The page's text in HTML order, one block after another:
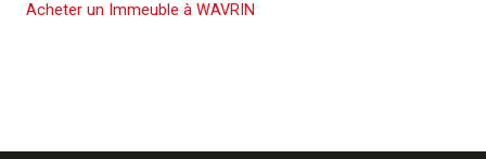
Acheter un Immeuble à WAVRIN